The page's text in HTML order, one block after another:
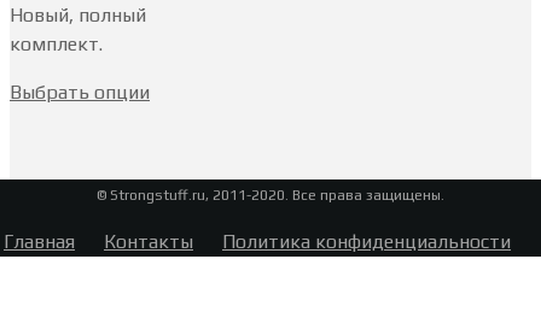
Новый, полный
комплект.
Выбрать опции
© Strongstuff.ru, 2011-2020. Все права защищены.
Главная Контакты Политика конфиденциальности